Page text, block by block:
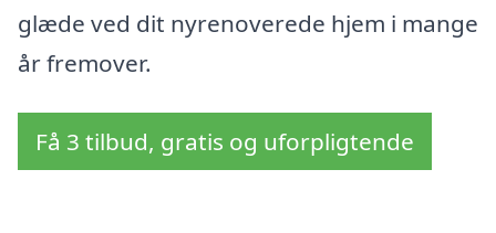
glæde ved dit nyrenoverede hjem i mange
år fremover.
Få 3 tilbud, gratis og uforpligtende